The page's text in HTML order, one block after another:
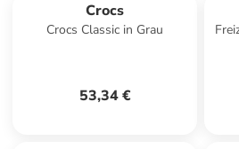
Crocs
Crocs Classic in Grau
53,34 €